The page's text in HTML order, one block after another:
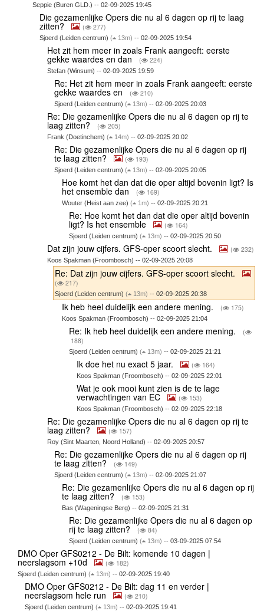
Seppie (Buren GLD.) -- 02-09-2025 19:45
Die gezamenlijke Opers die nu al 6 dagen op rij te laag
zitten? ( 277)
Sjoerd (Leiden centrum)( 13m) -- 02-09-2025 19:54
Het zit hem meer in zoals Frank aangeeft: eerste
gekke waardes en dan ( 224)
Stefan (Winsum) -- 02-09-2025 19:59
Re: Het zit hem meer in zoals Frank aangeeft: eerste
gekke waardes en ( 210)
Sjoerd (Leiden centrum)( 13m) -- 02-09-2025 20:03
Re: Die gezamenlijke Opers die nu al 6 dagen op rij te
laag zitten? ( 205)
Frank (Doetinchem) ( 14m) -- 02-09-2025 20:02
Re: Die gezamenlijke Opers die nu al 6 dagen op rij
te laag zitten? ( 193)
Sjoerd (Leiden centrum)( 13m) -- 02-09-2025 20:05
Hoe komt het dan dat die oper altijd bovenin ligt? Is
het ensemble dan ( 169)
Wouter (Heist aan zee) ( 1m) -- 02-09-2025 20:21
Re: Hoe komt het dan dat die oper altijd bovenin
ligt? Is het ensemble ( 164)
Sjoerd (Leiden centrum)( 13m) -- 02-09-2025 20:50
Dat zijn jouw cijfers. GFS-oper scoort slecht. ( 232)
Koos Spakman (Froombosch) -- 02-09-2025 20:08
Re: Dat zijn jouw cijfers. GFS-oper scoort slecht.
( 217)
Sjoerd (Leiden centrum)( 13m) -- 02-09-2025 20:38
Ik heb heel duidelijk een andere mening. ( 175)
Koos Spakman (Froombosch) -- 02-09-2025 21:04
Re: Ik heb heel duidelijk een andere mening.
(
188)
Sjoerd (Leiden centrum)( 13m) -- 02-09-2025 21:21
Ik doe het nu exact 5 jaar. ( 164)
Koos Spakman (Froombosch) -- 02-09-2025 22:01
Wat je ook mooi kunt zien is de te lage
verwachtingen van EC ( 153)
Koos Spakman (Froombosch) -- 02-09-2025 22:18
Re: Die gezamenlijke Opers die nu al 6 dagen op rij te
laag zitten? ( 157)
Roy (Sint Maarten, Noord Holland) -- 02-09-2025 20:57
Re: Die gezamenlijke Opers die nu al 6 dagen op rij
te laag zitten? ( 149)
Sjoerd (Leiden centrum)( 13m) -- 02-09-2025 21:07
Re: Die gezamenlijke Opers die nu al 6 dagen op rij
te laag zitten? ( 153)
Bas (Wageningse Berg) -- 02-09-2025 21:31
Re: Die gezamenlijke Opers die nu al 6 dagen op
rij te laag zitten? ( 84)
Sjoerd (Leiden centrum)( 13m) -- 03-09-2025 07:54
DMO Oper GFS0212 - De Bilt: komende 10 dagen |
neerslagsom +10d ( 182)
Sjoerd (Leiden centrum) ( 13m) -- 02-09-2025 19:40
DMO Oper GFS0212 - De Bilt: dag 11 en verder |
neerslagsom hele run ( 210)
Sjoerd (Leiden centrum)( 13m) -- 02-09-2025 19:41